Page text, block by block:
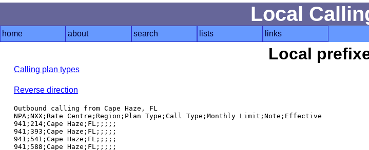
Local
home about search lists links
Local
Calling plan types
Reverse direction
Outbound calling from Cape Haze, FL
NPA;NXX;Rate Centre;Region;Plan Type;Call Type;Monthly Limit;Note;Effective
941;214;Cape Haze;FL;;;;;
941;393;Cape Haze;FL;;;;;
941;541;Cape Haze;FL;;;;;
941;588;Cape Haze;FL;;;;;